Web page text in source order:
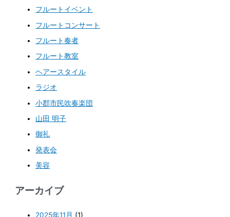
フルートイベント
フルートコンサート
フルート奏者
フルート教室
ヘアースタイル
ラジオ
小郡市民吹奏楽団
山田 明子
御礼
発表会
美容
アーカイブ
2025年11月 (1)